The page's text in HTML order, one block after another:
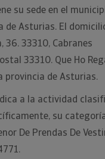
su sede en el
de Asturias. El
36. 33310, Cabranes
33310. Que Ho
provincia de Asturias.
a la actividad
su
De Prendas De